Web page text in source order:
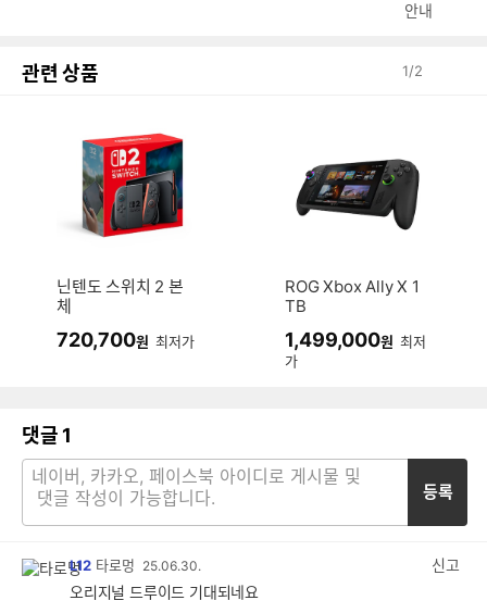
안내
관련 상품 1/2
닌텐도 스위치 2 본
체
720,700원 최저가
ROG Xbox Ally X 1
TB
1,499,000원 최저
가
댓글 1
등록
L12 타로멍 25.06.30.
신고
오리지널 드루이드 기대되네요